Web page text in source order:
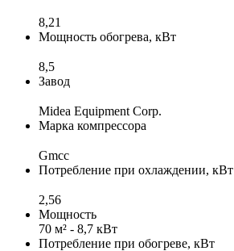
8,21
Мощность обогрева, кВт
8,5
Завод
Midea Equipment Corp.
Марка компрессора
Gmcc
Потребление при охлаждении, кВт
2,56
Мощность
70 м² - 8,7 кВт
Потребление при обогреве, кВт